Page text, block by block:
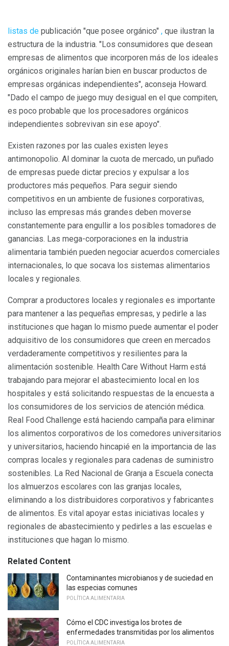
listas de publicación "que posee orgánico" , que ilustran la
estructura de la industria. "Los consumidores que desean
empresas de alimentos que incorporen más de los ideales
orgánicos originales harían bien en buscar productos de
empresas orgánicas independientes", aconseja Howard.
"Dado el campo de juego muy desigual en el que compiten,
es poco probable que los procesadores orgánicos
independientes sobrevivan sin ese apoyo".
Existen razones por las cuales existen leyes
antimonopolio. Al dominar la cuota de mercado, un puñado
de empresas puede dictar precios y expulsar a los
productores más pequeños. Para seguir siendo
competitivos en un ambiente de fusiones corporativas,
incluso las empresas más grandes deben moverse
constantemente para engullir a los posibles tomadores de
ganancias. Las mega-corporaciones en la industria
alimentaria también pueden negociar acuerdos comerciales
internacionales, lo que socava los sistemas alimentarios
locales y regionales.
Comprar a productores locales y regionales es importante
para mantener a las pequeñas empresas, y pedirle a las
instituciones que hagan lo mismo puede aumentar el poder
adquisitivo de los consumidores que creen en mercados
verdaderamente competitivos y resilientes para la
alimentación sostenible. Health Care Without Harm está
trabajando para mejorar el abastecimiento local en los
hospitales y está solicitando respuestas de la encuesta a
los consumidores de los servicios de atención médica.
Real Food Challenge está haciendo campaña para eliminar
los alimentos corporativos de los comedores universitarios
y universitarios, haciendo hincapié en la importancia de las
compras locales y regionales para cadenas de suministro
sostenibles. La Red Nacional de Granja a Escuela conecta
los almuerzos escolares con las granjas locales,
eliminando a los distribuidores corporativos y fabricantes
de alimentos. Es vital apoyar estas iniciativas locales y
regionales de abastecimiento y pedirles a las escuelas e
instituciones que hagan lo mismo.
Related Content
Contaminantes microbianos y de suciedad en
las especias comunes
POLÍTICA ALIMENTARIA
Cómo el CDC investiga los brotes de
enfermedades transmitidas por los alimentos
POLÍTICA ALIMENTARIA